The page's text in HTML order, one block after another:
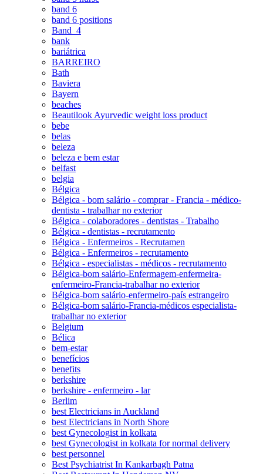
band 6
band 6 positions
Band_4
bank
bariátrica
BARREIRO
Bath
Baviera
Bayern
beaches
Beautilook Ayurvedic weight loss product
bebe
belas
beleza
beleza e bem estar
belfast
belgia
Bélgica
Bélgica - bom salário - comprar - Francia - médico-
dentista - trabalhar no exterior
Bélgica - colaboradores - dentistas - Trabalho
Bélgica - dentistas - recrutamento
Bélgica - Enfermeiros - Recrutamen
Bélgica - Enfermeiros - recrutamento
Bélgica - especialistas - médicos - recrutamento
Bélgica-bom salário-Enfermagem-enfermeira-
enfermeiro-Francia-trabalhar no exterior
Bélgica-bom salário-enfermeiro-país estrangeiro
Bélgica-bom salário-Francia-médicos especialista-
trabalhar no exterior
Belgium
Bélica
bem-estar
benefícios
benefits
berkshire
berkshire - enfermeiro - lar
Berlim
best Electricians in Auckland
best Electricians in North Shore
best Gynecologist in kolkata
best Gynecologist in kolkata for normal delivery
best personnel
Best Psychiatrist In Kankarbagh Patna